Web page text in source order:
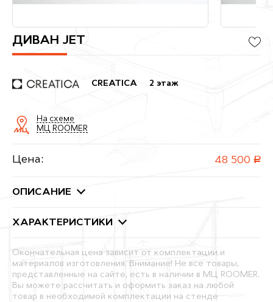
ДИВАН JET
CREATICA 2 этаж
На схеме
МЦ ROOMER
Цена: 48 500 руб.
ОПИСАНИЕ
ХАРАКТЕРИСТИКИ
Окончательная цена зависит от комплектации и
материалов изготовления. Внимание! Не все товары,
представленные на сайте, есть в наличии в МЦ ROOMER.
Вы можете рассчитать и оформить заказ на любой
товар в необходимой комплектации на стенде